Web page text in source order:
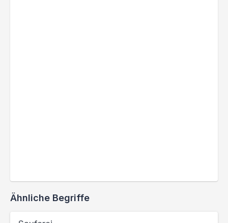
Ähnliche Begriffe